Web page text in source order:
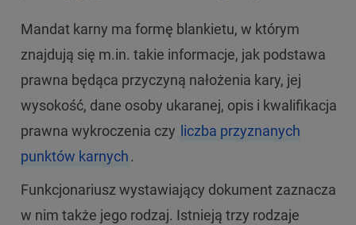
Mandat karny ma formę blankietu, w którym
znajdują się m.in. takie informacje, jak podstawa
prawna będąca przyczyną nałożenia kary, jej
wysokość, dane osoby ukaranej, opis i kwalifikacja
prawna wykroczenia czy liczba przyznanych
punktów karnych.
Funkcjonariusz wystawiający dokument zaznacza
w nim także jego rodzaj. Istnieją trzy rodzaje